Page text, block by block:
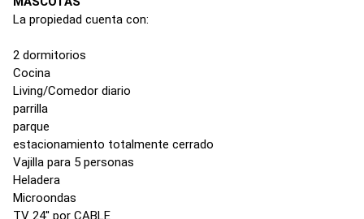
La propiedad cuenta con:
2 dormitorios
Cocina
Living/Comedor diario
parrilla
parque
estacionamiento totalmente cerrado
Vajilla para 5 personas
Heladera
Microondas
TV 24'' por CABLE